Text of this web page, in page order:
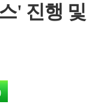
' 진행 및
공유
공유